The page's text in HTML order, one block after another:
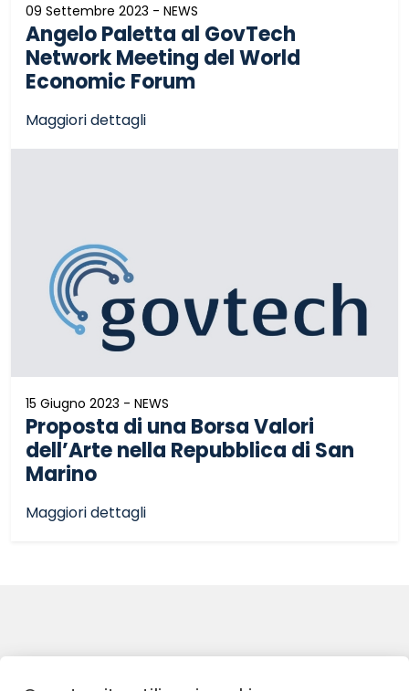
09 Settembre 2023 - NEWS
Angelo Paletta al GovTech
Network Meeting del World
Economic Forum
Maggiori dettagli
15 Giugno 2023 - NEWS
Proposta di una Borsa Valori
dell’Arte nella Repubblica di San
Marino
Maggiori dettagli